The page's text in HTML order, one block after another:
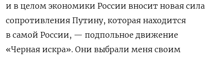
и в целом экономики России вносит новая сила
сопротивления Путину, которая находится
в самой России, — подпольное движение
«Черная искра». Они выбрали меня своим